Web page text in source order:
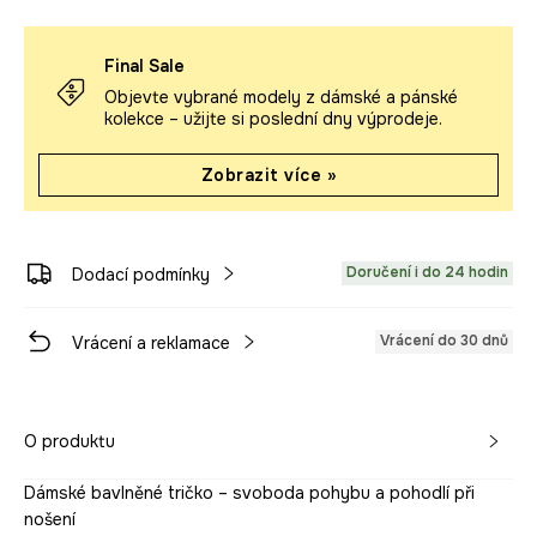
Final Sale
Objevte vybrané modely z dámské a pánské
kolekce – užijte si poslední dny výprodeje.
Zobrazit více »
Dodací podmínky Doručení i do 24 hodin
Vrácení a reklamace Vrácení do 30 dnů
O produktu
Dámské bavlněné tričko – svoboda pohybu a pohodlí při
nošení